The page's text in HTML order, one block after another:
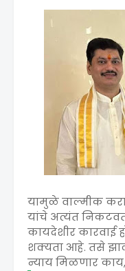
यामुळे वाल्मीक
यांचे अत्यंत
कायदेशीर कारवाई
शक्यता आहे. तसे
न्याय मिळणार काय,